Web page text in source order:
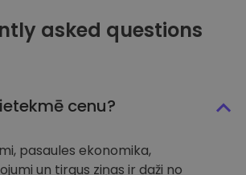
asked questions
cenu?
pasaules ekonomika,
un tirgus ziņas ir daži no